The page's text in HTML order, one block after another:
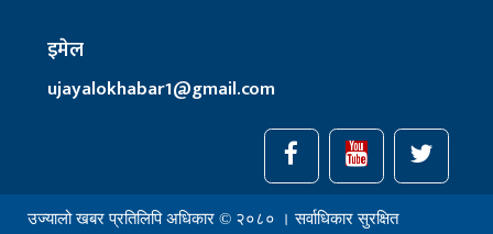
इमेल
ujayalokhabar1@gmail.com
उज्यालो खबर प्रतिलिपि अधिकार © २०८० । सर्वाधिकार सुरक्षित